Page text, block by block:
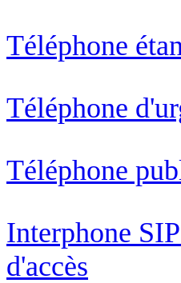
Téléphone
Téléphone
Téléphone
Interphone
d'accès